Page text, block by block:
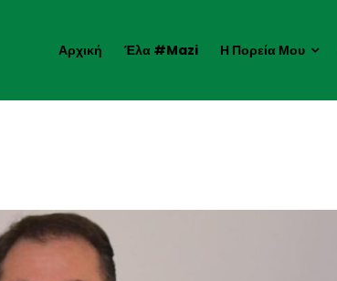
Αρχική Έλα #mazi Η Πορεία Μου